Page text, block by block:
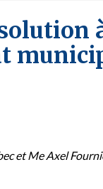
et Me Axel